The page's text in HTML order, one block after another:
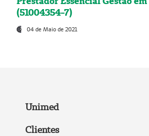
(51004354-7)
04 de Maio de 2021
Unimed
Clientes